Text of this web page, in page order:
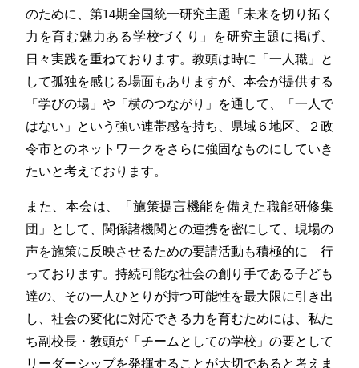
のために、第14期全国統一研究主題「未来を切り拓く
力を育む魅力ある学校づくり」を研究主題に掲げ、
日々実践を重ねております。教頭は時に「一人職」と
して孤独を感じる場面もありますが、本会が提供する
「学びの場」や「横のつながり」を通して、「一人で
はない」という強い連帯感を持ち、県域６地区、２政
令市とのネットワークをさらに強固なものにしていき
たいと考えております。
また、本会は、「施策提言機能を備えた職能研修集
団」として、関係諸機関との連携を密にして、現場の
声を施策に反映させるための要請活動も積極的に 行
っております。持続可能な社会の創り手である子ども
達の、その一人ひとりが持つ可能性を最大限に引き出
し、社会の変化に対応できる力を育むためには、私た
ち副校長・教頭が「チームとしての学校」の要として
リーダーシップを発揮することが大切であると考えま